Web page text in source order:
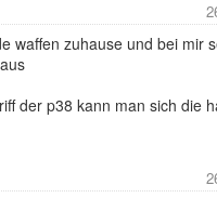
waffen zuhause und bei mir
der p38 kann man sich die